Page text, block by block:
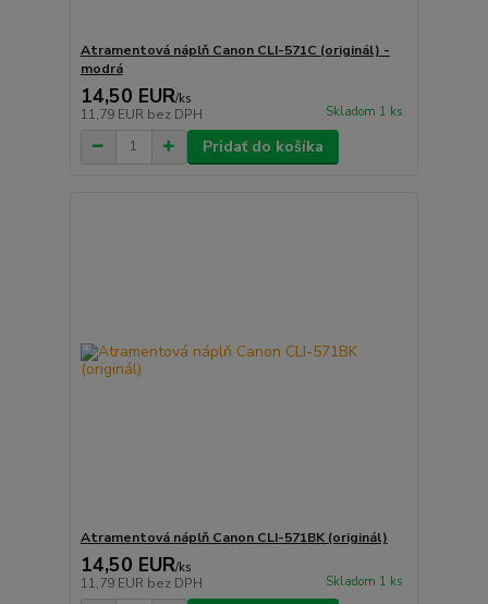
Atramentová náplň Canon CLI-571C (originál) -
modrá
14,50 EUR/ks
11,79 EUR bez DPH Skladom 1 ks
Pridať do košíka
Atramentová náplň Canon CLI-571BK (originál)
14,50 EUR/ks
11,79 EUR bez DPH Skladom 1 ks